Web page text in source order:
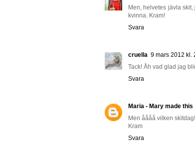
Men, helvetes jävla
kvinna. Kram!
Svara
cruella 9 mars 2012 kl.
Tack! Åh vad glad jag
Svara
Maria - Mary made this
Men åååå vilken
Kram
Svara